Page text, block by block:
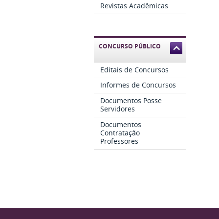
Revistas Acadêmicas
CONCURSO PÚBLICO
Editais de Concursos
Informes de Concursos
Documentos Posse
Servidores
Documentos
Contratação
Professores